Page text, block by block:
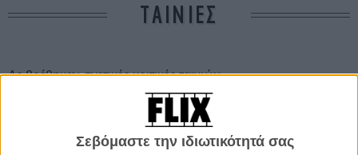
Σεβόμαστε την ιδιωτικότητά σας
ΤΑΙΝΙΕΣ
Δε βρέθηκαν σχετικές κριτικές ταινιών.
ΑΡΘΡΑ